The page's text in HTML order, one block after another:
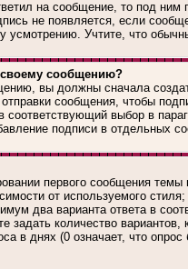
на сообщение, то под
не появляется, если
усмотрению. Учтите, что
сообщению?
вы должны сначала
сообщения, чтобы
выбор в
подписи в отдельных
первого сообщения
от используемого
два варианта ответа в
задать количество
в днях (0 означает, что